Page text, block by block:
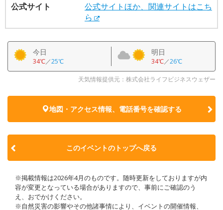
公式サイト
公式サイトほか、関連サイトはこち
ら
今日
34℃／25℃
明日
34℃／26℃
天気情報提供元：株式会社ライフビジネスウェザー
地図・アクセス情報、電話番号を確認する
このイベントのトップへ戻る
※掲載情報は2026年4月のものです。随時更新をしておりますが内
容が変更となっている場合がありますので、事前にご確認のう
え、おでかけください。
※自然災害の影響やその他諸事情により、イベントの開催情報、